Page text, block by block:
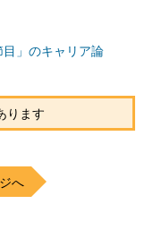
自信を持って伝え、自
仕事をして成果をあ
創造し、磨いていけ
しています。キャリア
もので、仕事を通して
」のキャリア論
ります
へ